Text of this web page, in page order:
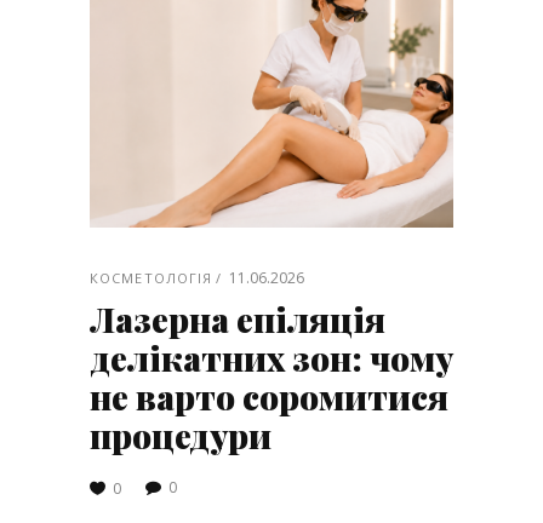
КОСМЕТОЛОГІЯ 11.06.2026
Лазерна епіляція
делікатних зон: чому
не варто соромитися
процедури
0 0